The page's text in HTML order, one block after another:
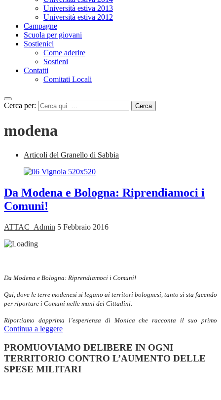
Università estiva 2013
Università estiva 2012
Campagne
Scuola per giovani
Sostienici
Come aderire
Sostieni
Contatti
Comitati Locali
Cerca per: Cerca
modena
Articoli del Granello di Sabbia
Da Modena e Bologna: Riprendiamoci i
Comuni!
ATTAC_Admin 5 Febbraio 2016
Da Modena e Bologna: Riprendiamoci i Comuni!
Qui, dove le terre modenesi si legano ai territori bolognesi, tanto si sta facendo
per riportare i Comuni nelle mani dei Cittadini.
Riportiamo dapprima l’esperienza di Monica che racconta il suo primo
Continua a leggere
PROMUOVIAMO DELIBERE IN OGNI
TERRITORIO CONTRO L’AUMENTO DELLE
SPESE MILITARI